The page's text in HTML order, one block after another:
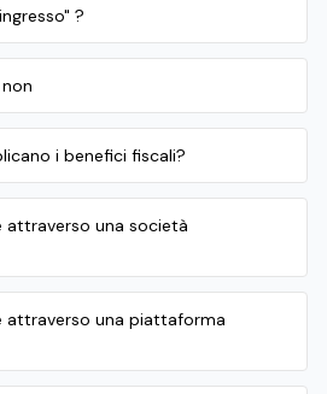
?
i benefici fiscali?
attraverso una società
attraverso una piattaforma